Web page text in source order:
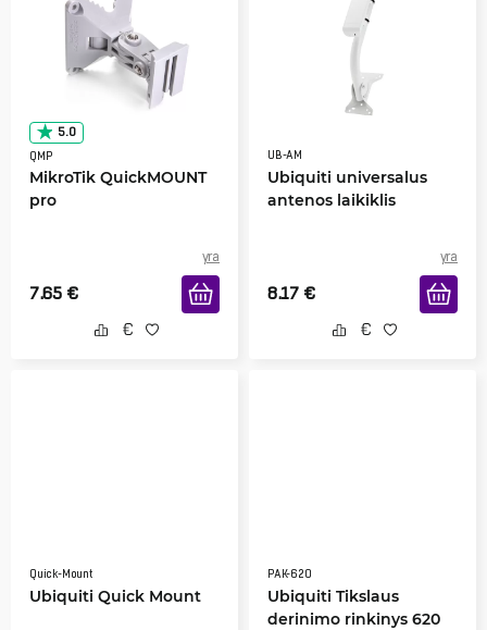
5.0
QMP
MikroTik QuickMOUNT
pro
yra
7.65 €
UB-AM
Ubiquiti universalus
antenos laikiklis
yra
8.17 €
Quick-Mount
Ubiquiti Quick Mount
PAK-620
Ubiquiti Tikslaus
derinimo rinkinys 620